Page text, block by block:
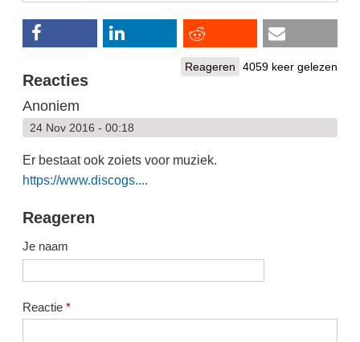
Reageren 4059 keer gelezen
Reacties
Anoniem
24 Nov 2016 - 00:18
Er bestaat ook zoiets voor muziek.
https://www.discogs....
Reageren
Je naam
Reactie *